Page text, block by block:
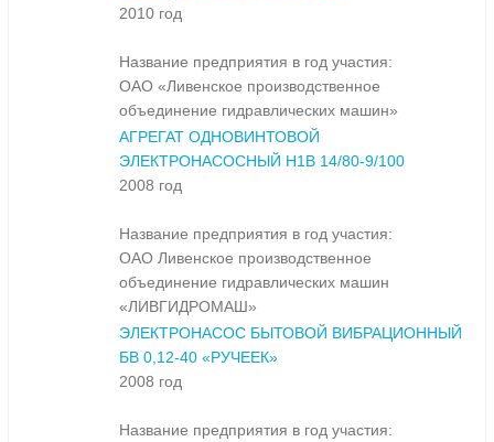
2010 год
Название предприятия в год участия:
ОАО «Ливенское производственное
объединение гидравлических машин»
АГРЕГАТ ОДНОВИНТОВОЙ
ЭЛЕКТРОНАСОСНЫЙ Н1В 14/80-9/100
2008 год
Название предприятия в год участия:
ОАО Ливенское производственное
объединение гидравлических машин
«ЛИВГИДРОМАШ»
ЭЛЕКТРОНАСОС БЫТОВОЙ ВИБРАЦИОННЫЙ
БВ 0,12-40 «РУЧЕЕК»
2008 год
Название предприятия в год участия: